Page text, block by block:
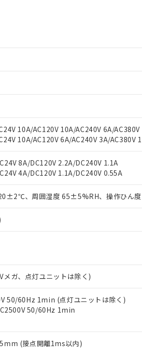
10A/AC120V 10A/AC240V 6A/
10A/AC120V 6A/AC240V 3A/AC380V
8A/DC120V 2.2A/DC240V 1.1A
4A/DC120V 1.1A/DC240V 0.55A
、周囲湿度 65±5%RH、操作ひん
メガ、点灯ユニットは除く)
50/60Hz 1min (点灯ユニットは除く)
50/60Hz 1min
(接点開離1ms以内)
事業取扱商品の中には、本サービスの対
び標準価格照会結果は、記載している更
覧された時点での実際の在庫および標準
況および標準価格はお客様のお取引先、
ご相談ください。
び標準価格結果を当社の事前の承諾なく
能（部品リスト作成サービス）をご利用
あります。
ェブサイト上で当社にご登録された部品
品・サービスに関するお客様との取引・
利用者とは、
"個人情報の共同利用に関し
します。
RoHS指令（10物質）の非含有に対応した
指令（10物質）の非含有に対応した製品
RoHS指令（10物質）の非含有に非対応
RoHS指令（10物質）の非含有の対応状況
より、非含有部品としていたものが、含有
）：
水銀(Hg) 1000ppm以下、 カドミウム(Cd) 100ppm以
ヘキシル) (DEHP)(別名：DOP) 1000ppm以下、フタル
下、フタル酸ジイソブチル (DIBP) 1000ppm以下
用監視および制御機器に対する適用除外項目は除く。
物質については閾値を超える意図的な使用がないこと
状況などにより、予定月が前後すること
ダウンロード
書をダウンロードすることができます。
物質）の非含有証明書
時点で非含有を証明するもので、過去に
フタル酸エステル類４物質の対応では、
考欄に対応日を記載しておりました。
品への在庫切替を完了していることから
す。
表
料含有率が中国RoHSの基準値以下であ
料含有率が中国RoHSの基準値を超えてい
す。当社販売部門へお問い合わせください
準値 (GB/T26572)：
水銀) : 1000ppm、 Cd(カドミウム) : 100ppm、
、 PBBs(ポリ臭化ビフェニル類) : 1000ppm、
エチルヘキシル)) : 1000ppm
期限
用状況下において有害物質が外部に漏えい
。当社販売部門へお問い合わせください。
たは国外への提供する場合は、日本国政
手続きをとります。
物を破棄する場合は、完全に破砕するな
品を、核兵器、ミサイル、化学兵器、生
用いたしません。
、販売先および販売に係わる関係者が違法
上の在庫あり
店・当社販売員にご確認ください)
産機種、また在庫状況の情報を公開していな